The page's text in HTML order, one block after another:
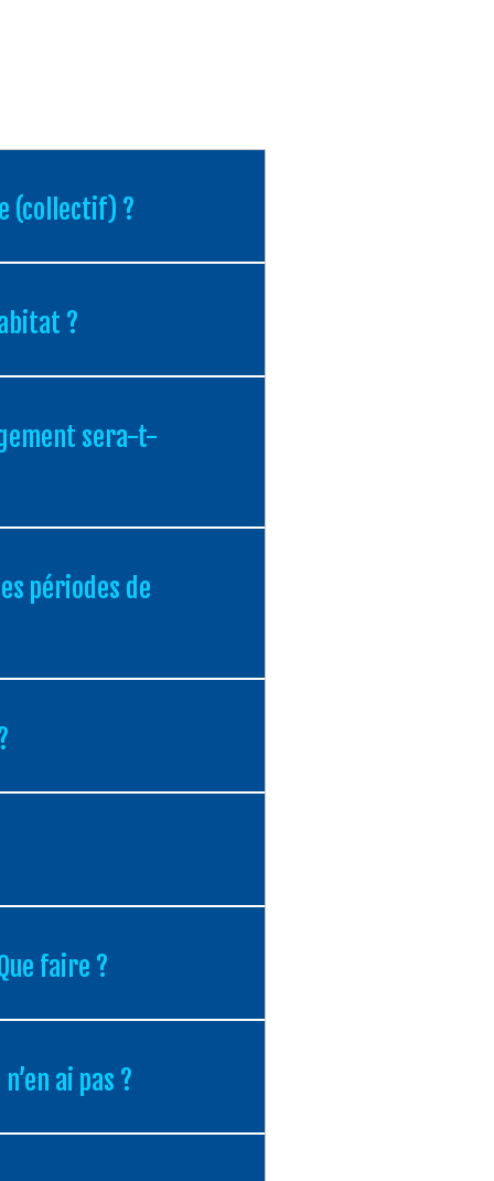
(collectif) ?
?
sera-t-
périodes de
faire ?
ai pas ?